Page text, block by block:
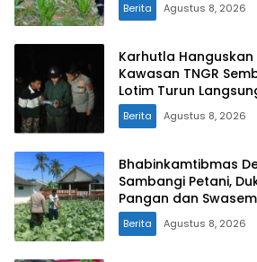
Berita Agustus 8, 2026
Karhutla
Kawasan TNGR
Lotim Turun
Berita Agustus 8, 2026
Bhabinkamtibmas
Sambangi Petani,
Pangan dan
Berita Agustus 8, 2026